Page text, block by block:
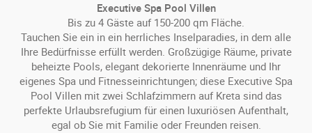
Executive Spa Pool Villen
Bis zu 4 Gäste auf 150-200 qm Fläche.
Tauchen Sie ein in ein herrliches Inselparadies, in dem alle
Ihre Bedürfnisse erfüllt werden. Großzügige Räume, private
beheizte Pools, elegant dekorierte Innenräume und Ihr
eigenes Spa und Fitnesseinrichtungen; diese Executive Spa
Pool Villen mit zwei Schlafzimmern auf Kreta sind das
perfekte Urlaubsrefugium für einen luxuriösen Aufenthalt,
egal ob Sie mit Familie oder Freunden reisen.